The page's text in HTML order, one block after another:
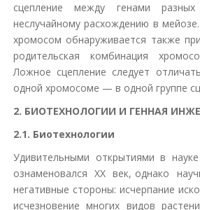
сцепление между генами
неслучайному расхождению в
хромосом обнаруживается также
родительская комбинация
Ложное сцепление следует
одной хромосоме — в одной группе
2. БИОТЕХНОЛОГИИ И ГЕННАЯ
2.1. Биотехнологии
Удивительными открытиями в
ознаменовался XX век, однако
негативные стороны: исчерпание
исчезновение многих видов